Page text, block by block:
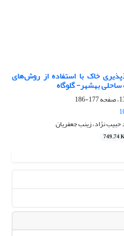
خاک با استفاده از روش‌های
بهشهر- گلوگاه
177-186
حبیب نژاد، زینب جعفریان
749.74